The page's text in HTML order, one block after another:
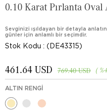
0.10 Karat Pırlanta
Sevginizi ışıldayan bir detayla
günler için anlamlı bir seçimdir.
Stok Kodu (DE43315)
%
769.40 USD
461.64 USD
ALTIN RENGI